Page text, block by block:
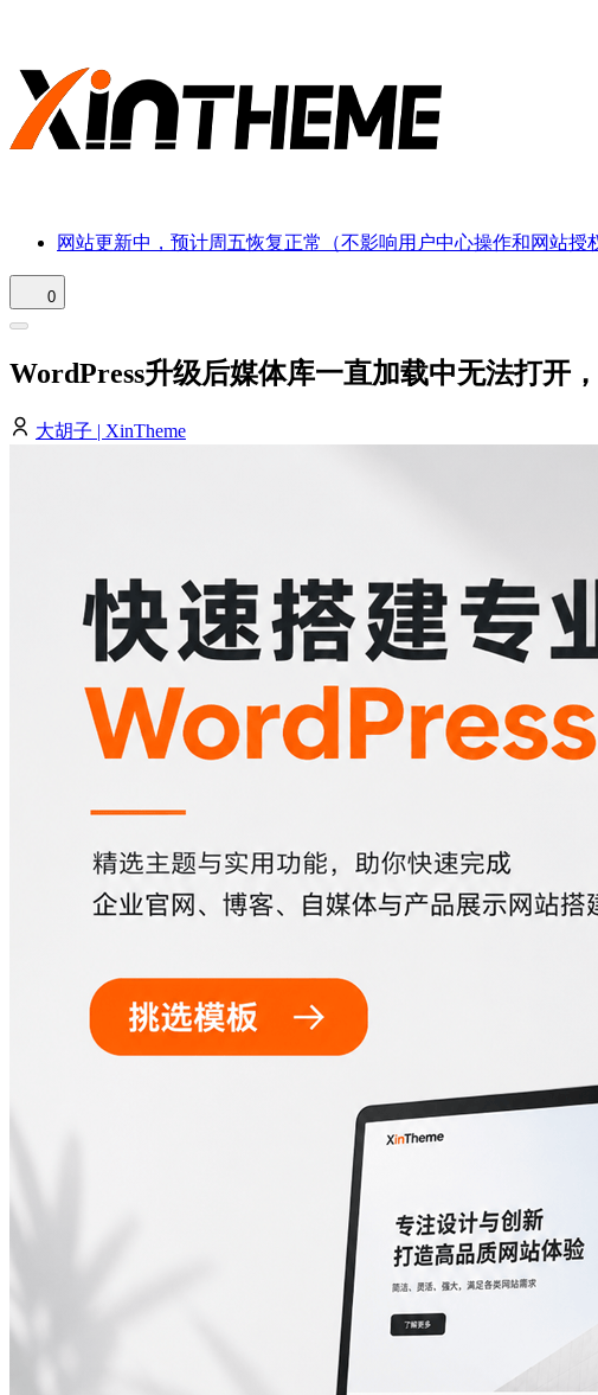
网站更新中，预计周五恢复正常（不影响用户中心操作和网站授
0
WordPress升级后媒体库一直加载中无法打开
大胡子 | XinTheme